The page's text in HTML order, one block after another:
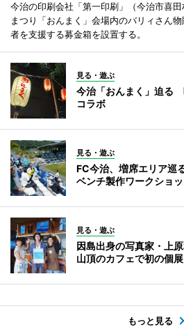
今治の印刷会社「第一印刷」（今治市喜
まつり「おんまく」会場内のバリィさん
者を支援する募金箱を設置する。
見る・遊ぶ
今治「おんまく」迫る
コラボ
見る・遊ぶ
FC今治、増席エリア
ベンチ製作ワークショ
見る・遊ぶ
因島出身の写真家・上
山頂のカフェで初の個展
もっと見る